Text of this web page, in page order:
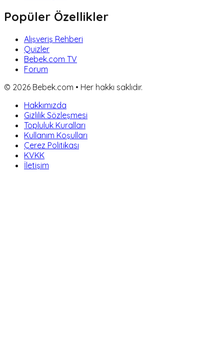
Popüler Özellikler
Alışveriş Rehberi
Quizler
Bebek.com TV
Forum
© 2026 Bebek.com • Her hakkı saklıdır.
Hakkımızda
Gizlilik Sözleşmesi
Topluluk Kuralları
Kullanım Koşulları
Çerez Politikası
KVKK
İletişim